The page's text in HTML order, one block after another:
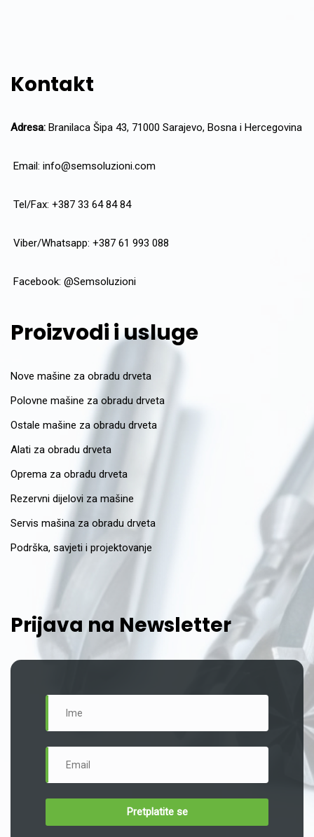
Kontakt
Adresa: Branilaca Šipa 43, 71000 Sarajevo, Bosna i Hercegovina
Email: info@semsoluzioni.com
Tel/Fax: +387 33 64 84 84
Viber/Whatsapp: +387 61 993 088
Facebook: @Semsoluzioni
Proizvodi i usluge
Nove mašine za obradu drveta
Polovne mašine za obradu drveta
Ostale mašine za obradu drveta
Alati za obradu drveta
Oprema za obradu drveta
Rezervni dijelovi za mašine
Servis mašina za obradu drveta
Podrška, savjeti i projektovanje
Prijava na Newsletter